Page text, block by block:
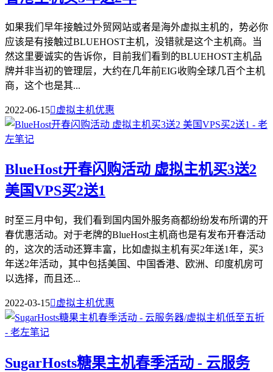
如果我们早年接触过外贸网站或者是海外虚拟主机的，势必你
应该是有接触过BLUEHOST主机，没错就是这个主机商。当
然这里要诚实的告诉你，目前我们看到的BLUEHOST主机品
牌并非当初的管理层，大约在几年前EIG收购全球几百个主机
商，这个也是其...
2022-06-15虚拟主机优惠
BlueHost开春闪购活动 虚拟主机买3送2
美国VPS买2送1
时至三月中旬，我们看到国内国外服务商都纷纷发布所谓的开
春优惠活动。对于老牌的BlueHost主机商也是有发布开春活动
的，这次的活动还算丰富，比如虚拟主机有买2年送1年，买3
年送2年活动，其中包括美国、中国香港、欧洲、印度机房可
以选择，而且还...
2022-03-15虚拟主机优惠
SugarHosts糖果主机春季活动 - 云服务